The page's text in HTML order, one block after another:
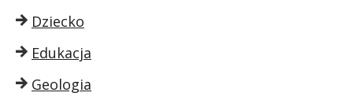
Dziecko
Edukacja
Geologia